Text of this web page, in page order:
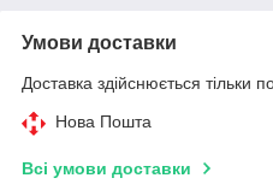
Умови доставки
Доставка здійснюється тільки
Нова Пошта
Всі умови доставки